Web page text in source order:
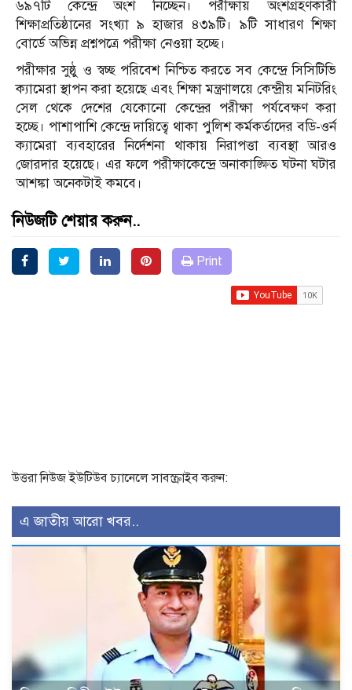
৬৯৭টি কেন্দ্রে অংশ নিচ্ছেন। পরীক্ষায় অংশগ্রহণকারী
শিক্ষাপ্রতিষ্ঠানের সংখ্যা ৯ হাজার ৪৩৯টি। ৯টি সাধারণ শিক্ষা
বোর্ডে অভিন্ন প্রশ্নপত্রে পরীক্ষা নেওয়া হচ্ছে।
পরীক্ষার সুষ্ঠু ও স্বচ্ছ পরিবেশ নিশ্চিত করতে সব কেন্দ্রে সিসিটিভি
ক্যামেরা স্থাপন করা হয়েছে এবং শিক্ষা মন্ত্রণালয়ে কেন্দ্রীয় মনিটরিং
সেল থেকে দেশের যেকোনো কেন্দ্রের পরীক্ষা পর্যবেক্ষণ করা
হচ্ছে। পাশাপাশি কেন্দ্রে দায়িত্বে থাকা পুলিশ কর্মকর্তাদের বডি-ওর্ন
ক্যামেরা ব্যবহারের নির্দেশনা থাকায় নিরাপত্তা ব্যবস্থা আরও
জোরদার হয়েছে। এর ফলে পরীক্ষাকেন্দ্রে অনাকাঙ্ক্ষিত ঘটনা ঘটার
আশঙ্কা অনেকটাই কমবে।
নিউজটি শেয়ার করুন..
Print
উত্তরা নিউজ ইউটিউব চ্যানেলে সাবস্ক্রাইব করুন:
এ জাতীয় আরো খবর..